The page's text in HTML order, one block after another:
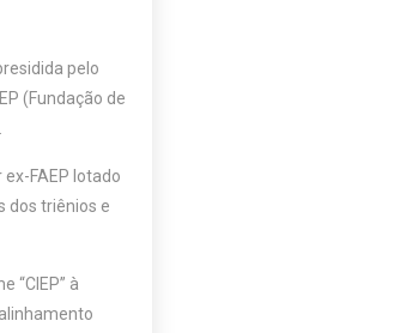
pelo
(Fundação de
FAEP lotado
dos triênios e
“CIEP” à